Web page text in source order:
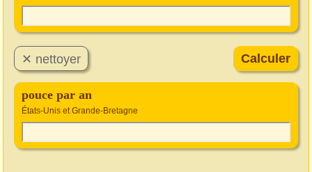
pouce par an
États-Unis et Grande-Bretagne